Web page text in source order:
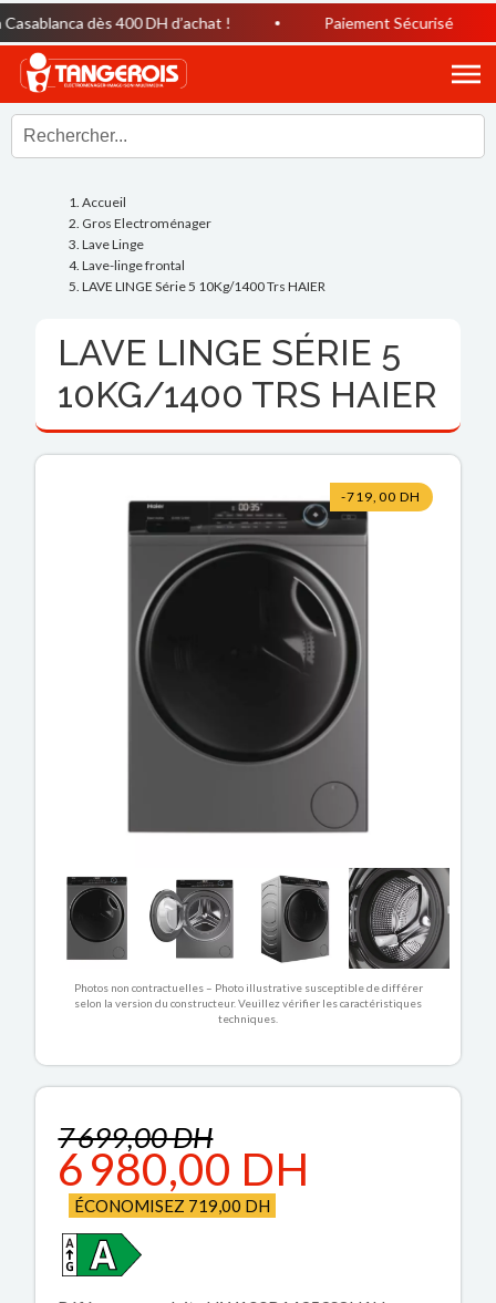
dès 400 DH d’achat ! Paiement Sécurisé
Accueil
Gros Electroménager
Lave Linge
Lave-linge frontal
LAVE LINGE Série 5 10Kg/1400 Trs HAIER
LAVE LINGE SÉRIE 5
10KG/1400 TRS HAIER
-719,00 DH
Photos non contractuelles – Photo illustrative susceptible de différer
selon la version du constructeur. Veuillez vérifier les caractéristiques
techniques.
7 699,00 DH
6 980,00 DH
ÉCONOMISEZ 719,00 DH